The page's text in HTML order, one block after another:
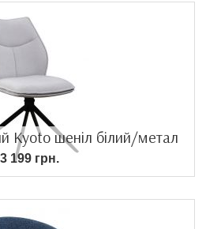
Kyoto шеніл білий/метал
3 199 грн.